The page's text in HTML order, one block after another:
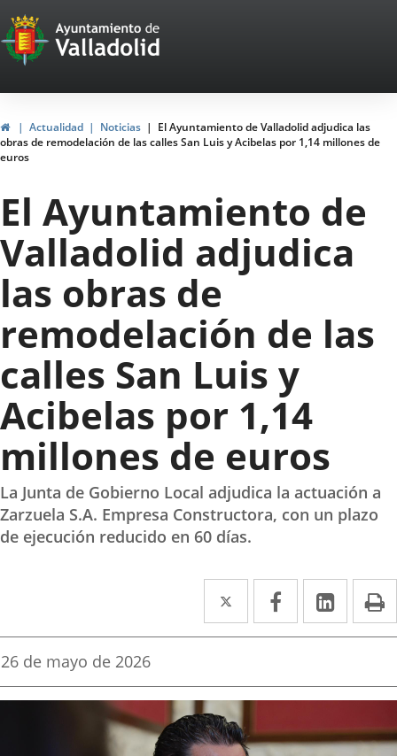
Portal
Web
del
Ayuntamiento
de
Valladolid
InicioActualidad Noticias
El Ayuntamiento de Valladolid adjudica las
obras de remodelación de las calles San Luis y Acibelas por 1,14 millones de
euros
El Ayuntamiento de
Valladolid adjudica
las obras de
remodelación de las
calles San Luis y
Acibelas por 1,14
millones de euros
La Junta de Gobierno Local adjudica la actuación a
Zarzuela S.A. Empresa Constructora, con un plazo
de ejecución reducido en 60 días.
Twitter
Enlace
a
aplicación
externa.
Facebook
Enlace
a
aplicación
Enlace
a
Fecha
la
26 de mayo de 2026